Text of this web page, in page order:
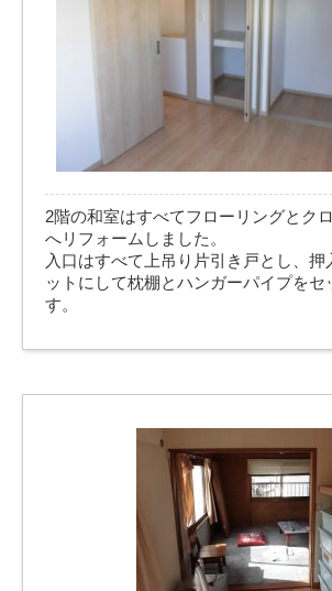
2階の和室はすべてフローリングとク
へリフォームしました。
入口はすべて上吊り片引き戸とし、押
ットにして枕棚とハンガーパイプをセ
す。